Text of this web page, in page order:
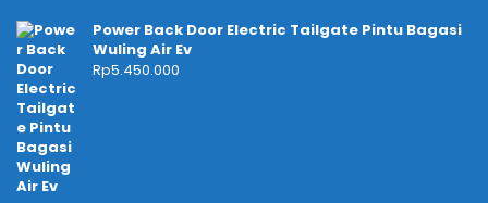
Power Back Door Electric Tailgate Pintu Bagasi
Wuling Air Ev
Rp5.450.000